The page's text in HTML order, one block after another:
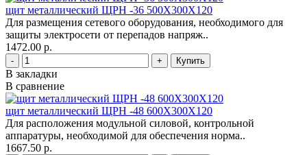
щит металлический ЩРН -36 500Х300Х120
Для размещения сетевого оборудования, необходимого для
защиты электросети от перепадов напряж..
1472.00 р.
- +
В закладки
В сравнение
щит металлический ЩРН -48 600Х300Х120
Для расположения модульной силовой, контрольной
аппаратуры, необходимой для обеспечения норма..
1667.50 р.